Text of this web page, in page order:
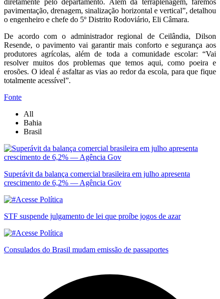
pavimentação, drenagem, sinalização horizontal e vertical”, detalhou
o engenheiro e chefe do 5º Distrito Rodoviário, Eli Câmara.
De acordo com o administrador regional de Ceilândia, Dilson
Resende, o pavimento vai garantir mais conforto e segurança aos
produtores agrícolas, além de toda a comunidade escolar: “Vai
resolver muitos dos problemas que temos aqui, como poeira e
erosões. O ideal é asfaltar as vias ao redor da escola, para que fique
totalmente acessível”.
Fonte
All
Bahia
Brasil
Superávit da balança comercial brasileira em julho apresenta
crescimento de 6,2% — Agência Gov
STF suspende julgamento de lei que proíbe jogos de azar
Consulados do Brasil mudam emissão de passaportes